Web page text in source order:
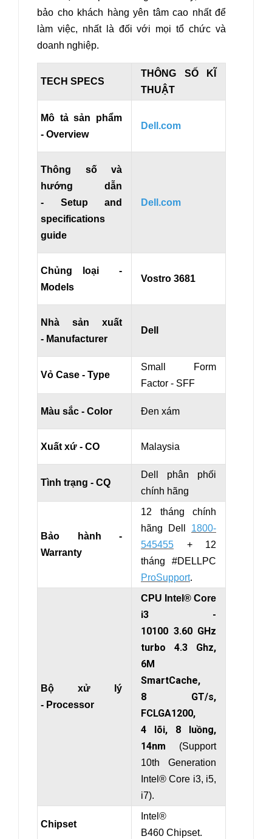
bảo cho khách hàng yên tâm cao nhất để
làm việc, nhất là đối với mọi tổ chức và
doanh nghiệp.
TECH SPECS
THÔNG SỐ KĨ
THUẬT
Mô tả sản phẩm
- Overview
Dell.com
Thông số và
hướng dẫn
- Setup and
specifications
guide
Dell.com
Chủng loại -
Models
Vostro 3681
Nhà sản xuất
- Manufacturer
Dell
Vỏ Case - Type
Small Form
Factor - SFF
Màu sắc - Color Đen xám
Xuất xứ - CO Malaysia
Tình trạng - CQ
Dell phân phối
chính hãng
Bảo hành -
Warranty
12 tháng chính
hãng Dell
1800-
545455
+ 12
tháng #DELLPC
ProSupport.
Bộ xử lý
- Processor
CPU Intel® Core
i3 -
10100 3.60 GHz
turbo 4.3 Ghz,
6M
SmartCache,
8 GT/s,
FCLGA1200,
4 lõi, 8 luồng,
14nm
(Support
10th Generation
Intel® Core i3, i5,
i7).
Chipset
Intel®
B460 Chipset.